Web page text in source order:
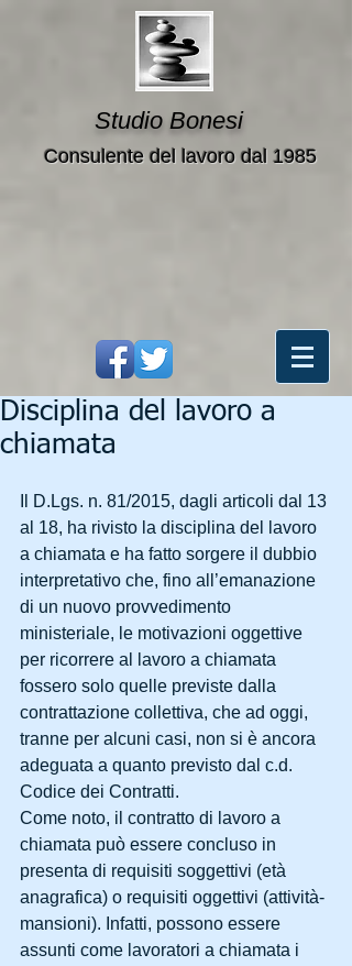
Studio Bonesi
Consulente del lavoro dal 1985
Disciplina del lavoro a
chiamata
Il D.Lgs. n. 81/2015, dagli articoli dal 13
al 18, ha rivisto la disciplina del lavoro
a chiamata e ha fatto sorgere il dubbio
interpretativo che, fino all’emanazione
di un nuovo provvedimento
ministeriale, le motivazioni oggettive
per ricorrere al lavoro a chiamata
fossero solo quelle previste dalla
contrattazione collettiva, che ad oggi,
tranne per alcuni casi, non si è ancora
adeguata a quanto previsto dal c.d.
Codice dei Contratti.
Come noto, il contratto di lavoro a
chiamata può essere concluso in
presenta di requisiti soggettivi (età
anagrafica) o requisiti oggettivi (attività-
mansioni). Infatti, possono essere
assunti come lavoratori a chiamata i